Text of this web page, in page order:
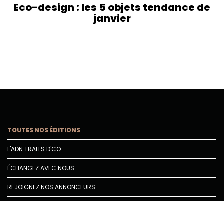
Eco-design : les 5 objets tendance de
janvier
TOUTES NOS ÉDITIONS
L'ADN TRAITS D'CO
ÉCHANGEZ AVEC NOUS
REJOIGNEZ NOS ANNONCEURS